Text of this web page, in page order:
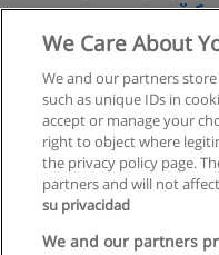
международный
АНХ при Правительстве
+
We Care About
We and our partners
such as unique IDs in
accept or manage your
right to object where
the privacy policy page.
partners and will not
su privacidad
We and our partners